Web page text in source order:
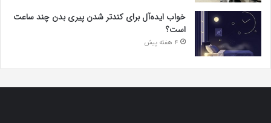
خواب ایده‌آل برای کندتر شدن پیری بدن چند ساعت
است؟
4 هفته پیش